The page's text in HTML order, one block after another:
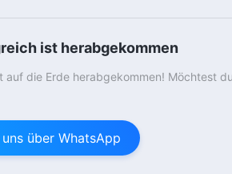
ist herabgekommen
auf die Erde herabgekommen! Möchtest
über WhatsApp